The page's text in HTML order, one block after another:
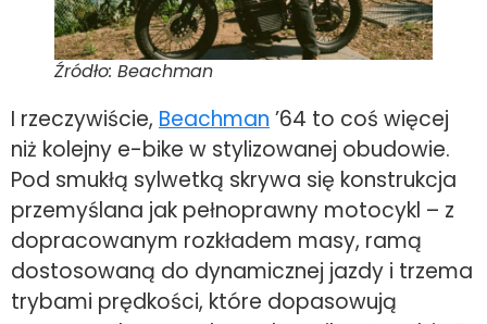
Źródło: Beachman
I rzeczywiście, Beachman ’64 to coś więcej
niż kolejny e-bike w stylizowanej obudowie.
Pod smukłą sylwetką skrywa się konstrukcja
przemyślana jak pełnoprawny motocykl – z
dopracowanym rozkładem masy, ramą
dostosowaną do dynamicznej jazdy i trzema
trybami prędkości, które dopasowują